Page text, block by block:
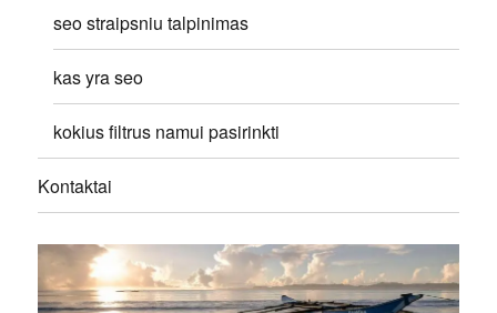
seo straipsniu talpinimas
kas yra seo
kokius filtrus namui pasirinkti
Kontaktai